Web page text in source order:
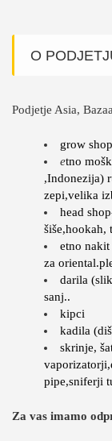
O
Podjetje Asia,
grow
etno
,Indonezija)
zepi,velika
head
šiše,hookah,
etno
za
darila
sanj..
kipci
kadila
skrinje,
pipe,sniferji
Za vas imamo